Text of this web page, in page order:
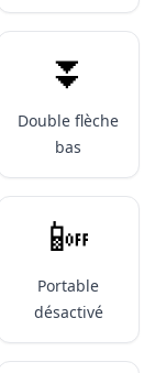
⏬️
Double flèche
bas
📴
Portable
désactivé